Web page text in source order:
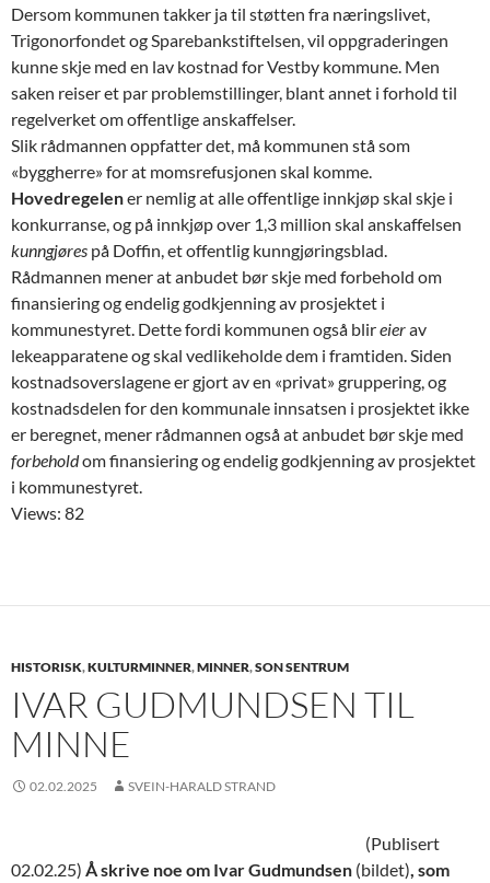
Dersom kommunen takker ja til støtten fra næringslivet,
Trigonorfondet og Sparebankstiftelsen, vil oppgraderingen
kunne skje med en lav kostnad for Vestby kommune. Men
saken reiser et par problemstillinger, blant annet i forhold til
regelverket om offentlige anskaffelser.
Slik rådmannen oppfatter det, må kommunen stå som
«byggherre» for at momsrefusjonen skal komme.
Hovedregelener nemlig at alle offentlige innkjøp skal skje i
konkurranse, og på innkjøp over 1,3 million skal anskaffelsen
kunngjøres på Doffin, et offentlig kunngjøringsblad.
Rådmannen mener at anbudet bør skje med forbehold om
finansiering og endelig godkjenning av prosjektet i
kommunestyret. Dette fordi kommunen også blireierav
lekeapparatene og skal vedlikeholde dem i framtiden. Siden
kostnadsoverslagene er gjort av en «privat» gruppering, og
kostnadsdelen for den kommunale innsatsen i prosjektet ikke
er beregnet, mener rådmannen også at anbudet bør skje med
forbeholdom finansiering og endelig godkjenning av prosjektet
i kommunestyret.
Views: 82
HISTORISK,KULTURMINNER,MINNER,SON SENTRUM
IVAR GUDMUNDSEN TIL
MINNE
02.02.2025 SVEIN-HARALD STRAND
(Publisert
02.02.25) Å skrive noe om Ivar Gudmundsen (bildet), som